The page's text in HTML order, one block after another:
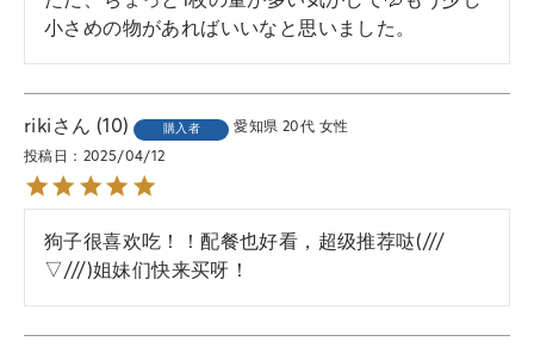
小さめの物があればいいなと思いました。
riki 10 購入者 愛知県 20代 女性
投稿日 2025/04/12
狗子很喜欢吃！！配餐也好看，超级推荐哒(///
▽///)姐妹们快来买呀！